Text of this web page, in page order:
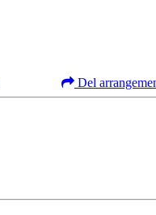
Del